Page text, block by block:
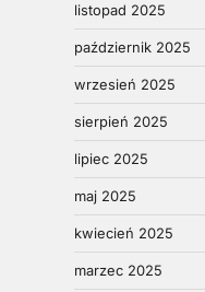
listopad 2025
październik 2025
wrzesień 2025
sierpień 2025
lipiec 2025
maj 2025
kwiecień 2025
marzec 2025